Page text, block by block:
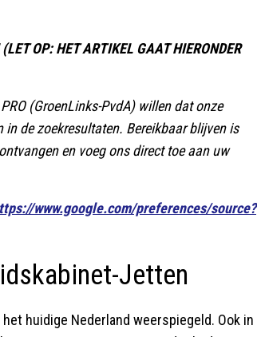
OP: HET ARTIKEL GAAT HIERONDER
(GroenLinks-PvdA) willen dat onze
de zoekresultaten. Bereikbaar blijven is
en voeg ons direct toe aan uw
www.google.com/preferences/source?
Jetten
huidige Nederland weerspiegeld. Ook in